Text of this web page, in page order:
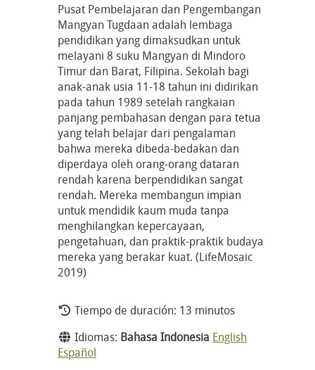
Pusat Pembelajaran dan Pengembangan
Mangyan Tugdaan adalah lembaga
pendidikan yang dimaksudkan untuk
melayani 8 suku Mangyan di Mindoro
Timur dan Barat, Filipina. Sekolah bagi
anak-anak usia 11-18 tahun ini didirikan
pada tahun 1989 setelah rangkaian
panjang pembahasan dengan para tetua
yang telah belajar dari pengalaman
bahwa mereka dibeda-bedakan dan
diperdaya oleh orang-orang dataran
rendah karena berpendidikan sangat
rendah. Mereka membangun impian
untuk mendidik kaum muda tanpa
menghilangkan kepercayaan,
pengetahuan, dan praktik-praktik budaya
mereka yang berakar kuat. (LifeMosaic
2019)
Tiempo de duración: 13 minutos
Idiomas: Bahasa Indonesia English
Español